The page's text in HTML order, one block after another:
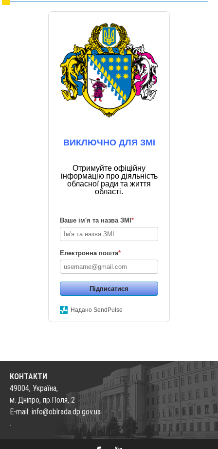
ВИКЛЮЧНО ДЛЯ ЗМІ
Отримуйте офіційну
інформацію про діяльність
обласної ради та життя
області.
Ваше ім'я та назва ЗМІ *
Електронна пошта*
Підписатися
Надано SendPulse
КОНТАКТИ
49004, Україна,
м. Дніпро, пр.Поля, 2
E-mail: info@oblrada.dp.gov.ua
.